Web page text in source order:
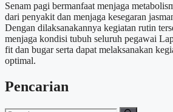
Senam pagi bermanfaat menjaga
dari penyakit dan menjaga kesegaran
Dengan dilaksanakannya kegiatan rutin
menjaga kondisi tubuh seluruh pegawai
fit dan bugar serta dapat melaksanakan
optimal.
Pencarian